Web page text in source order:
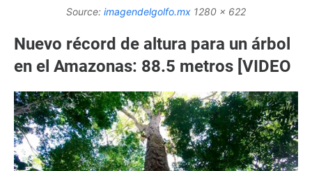
Source: imagendelgolfo.mx 1280 x 622
Nuevo récord de altura para un árbol
en el Amazonas: 88.5 metros [VIDEO